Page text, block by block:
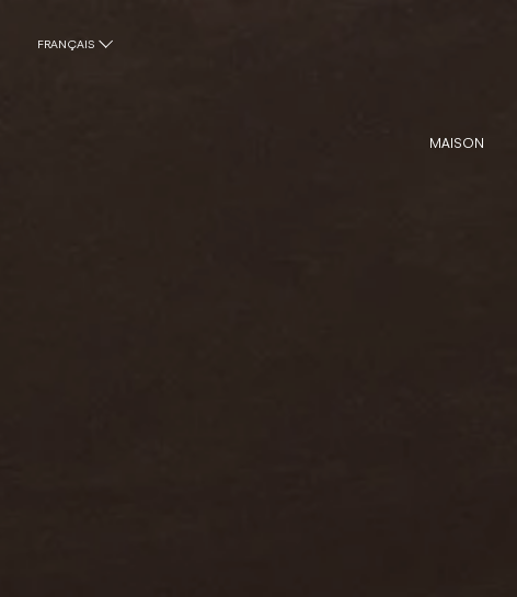
FRANÇAIS
MAISON